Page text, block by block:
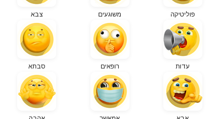
פוליטיקה משוגעים צבא
עדות רופאים סבתא